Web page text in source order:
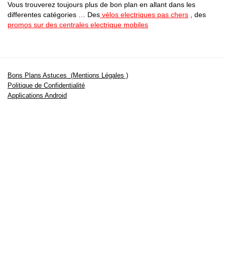
Vous trouverez toujours plus de bon plan en allant dans les
differentes catégories … Des vélos electriques pas chers , des
promos sur des centrales electrique mobiles
Bons Plans Astuces (Mentions Légales )
Politique de Confidentialité
Applications Android